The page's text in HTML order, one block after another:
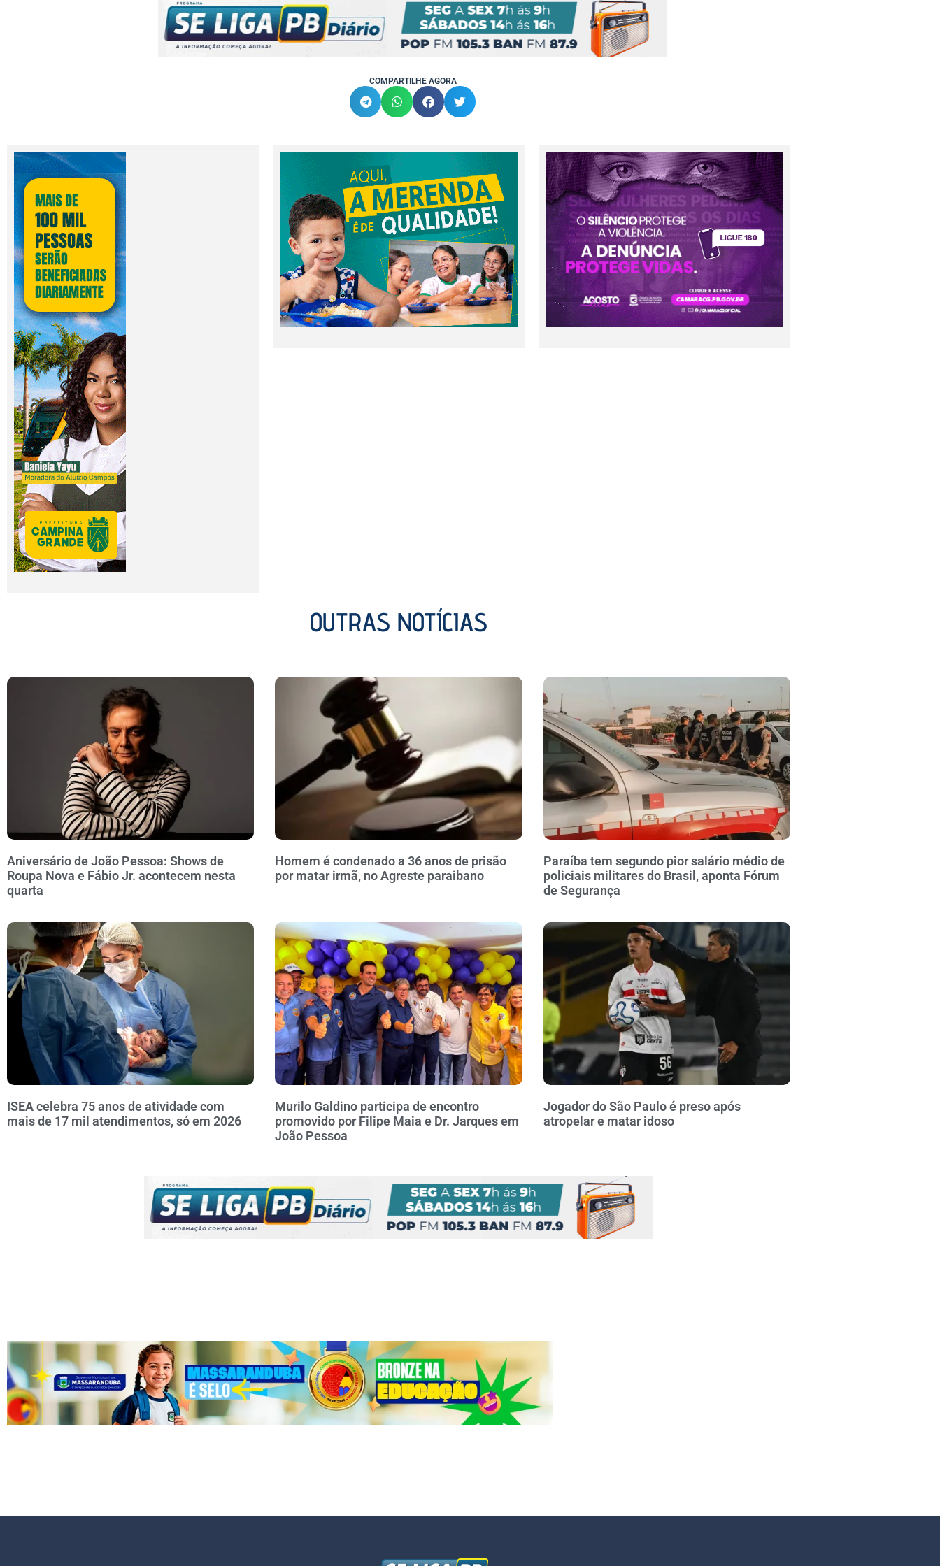
COMPARTILHE AGORA
OUTRAS NOTÍCIAS
Aniversário de João Pessoa: Shows de
Roupa Nova e Fábio Jr. acontecem nesta
quarta
Homem é condenado a 36 anos de prisão
por matar irmã, no Agreste paraibano
Paraíba tem segundo pior salário médio de
policiais militares do Brasil, aponta Fórum
de Segurança
ISEA celebra 75 anos de atividade com
mais de 17 mil atendimentos, só em 2026
Murilo Galdino participa de encontro
promovido por Filipe Maia e Dr. Jarques em
João Pessoa
Jogador do São Paulo é preso após
atropelar e matar idoso